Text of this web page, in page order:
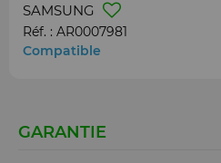
SAMSUNG
Réf. : AR0007981
Compatible
GARANTIE